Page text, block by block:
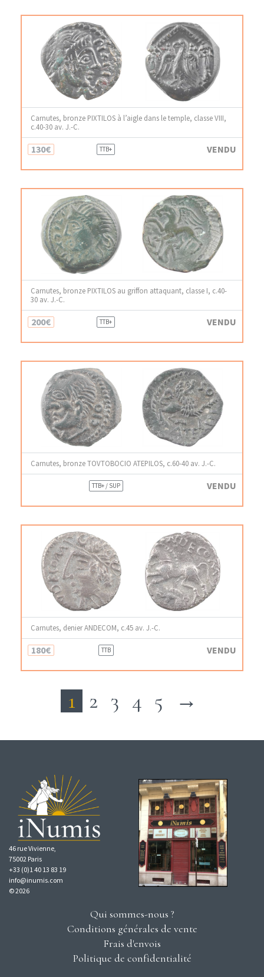
Carnutes, bronze PIXTILOS à l’aigle dans le temple, classe VIII,
c.40-30 av. J.-C.
130€ TTB+ VENDU
Carnutes, bronze PIXTILOS au griffon attaquant, classe I, c.40-
30 av. J.-C.
200€ TTB+ VENDU
Carnutes, bronze TOVTOBOCIO ATEPILOS, c.60-40 av. J.-C.
TTB+ / SUP VENDU
Carnutes, denier ANDECOM, c.45 av. J.-C.
180€ TTB VENDU
1 2 3 4 5 →
46 rue Vivienne,
75002 Paris
+33 (0)1 40 13 83 19
info@inumis.com
© 2026
Qui sommes-nous ?
Conditions générales de vente
Frais d'envois
Politique de confidentialité